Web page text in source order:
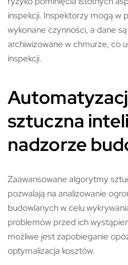
inspekcji. Inspektorzy mogą w
wykonane czynności, a dane
archiwizowane w chmurze, co
inspekcji.
sztuczna
nadzorze
Zaawansowane algorytmy
pozwalają na analizowanie
budowlanych w celu
problemów przed ich
możliwe jest zapobieganie
optymalizacja kosztów.